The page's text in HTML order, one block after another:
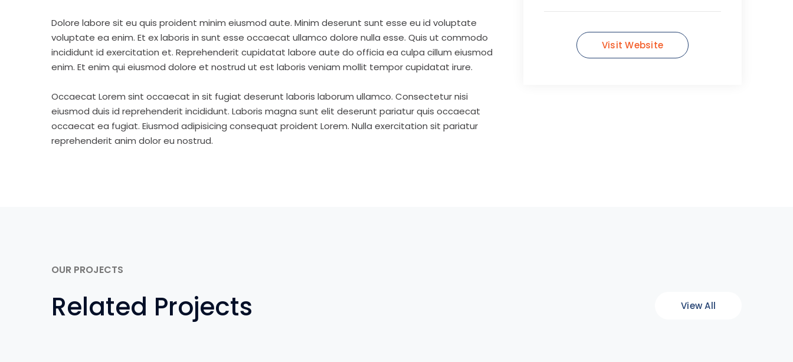
Dolore labore sit eu quis proident minim eiusmod aute. Minim deserunt sunt esse eu id voluptate
voluptate ea enim. Et ex laboris in sunt esse occaecat ullamco dolore nulla esse. Quis ut commodo
incididunt id exercitation et. Reprehenderit cupidatat labore aute do officia ea culpa cillum eiusmod
enim. Et enim qui eiusmod dolore et nostrud ut est laboris veniam mollit tempor cupidatat irure.
Occaecat Lorem sint occaecat in sit fugiat deserunt laboris laborum ullamco. Consectetur nisi
eiusmod duis id reprehenderit incididunt. Laboris magna sunt elit deserunt pariatur quis occaecat
occaecat ea fugiat. Eiusmod adipisicing consequat proident Lorem. Nulla exercitation sit pariatur
reprehenderit anim dolor eu nostrud.
Visit Website
OUR PROJECTS
Related Projects View All